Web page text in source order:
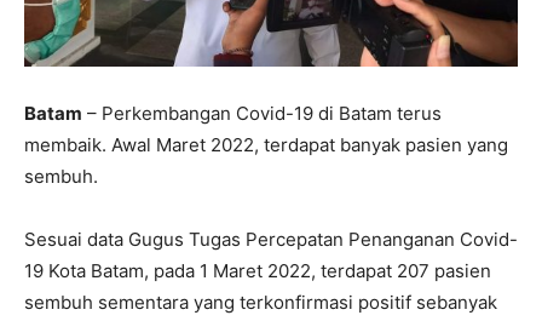
Batam – Perkembangan Covid-19 di Batam terus
membaik. Awal Maret 2022, terdapat banyak pasien yang
sembuh.
Sesuai data Gugus Tugas Percepatan Penanganan Covid-
19 Kota Batam, pada 1 Maret 2022, terdapat 207 pasien
sembuh sementara yang terkonfirmasi positif sebanyak